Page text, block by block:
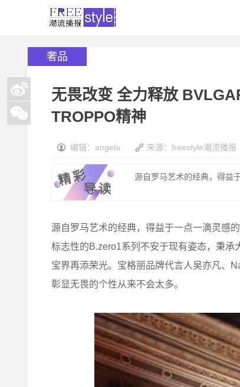
奢品
无畏改变 全力释放
TROPPO精神
编辑：angela 来源：freestyle潮流播报
源自罗马艺术的经典，得益
源自罗马艺术的经典，得益于一点一滴灵感
标志性的B.zero1系列不安于现有姿态，秉
宝界再添荣光。宝格丽品牌代言人吴亦凡、
彰显无畏的个性从来不会太多。